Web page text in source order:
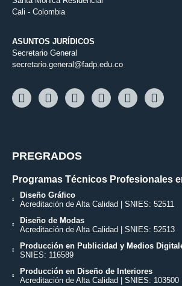
Cali - Colombia
ASUNTOS JURÍDICOS
Secretario General
secretario.general@fadp.edu.co
PREGRADOS
Programas Técnicos Profesionales
Diseño Gráfico
Acreditación de Alta Calidad | SNIES: 52511
Diseño de Modas
Acreditación de Alta Calidad | SNIES: 52513
Producción en Publicidad y Medios
SNIES: 116589
Producción en Diseño de Interiores
Acreditación de Alta Calidad | SNIES: 103500